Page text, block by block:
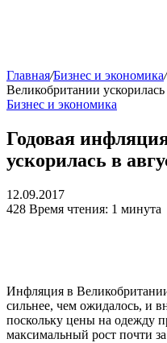
Главная/Бизнес и экономика/
Великобритании ускорилась
Бизнес и экономика
Годовая
ускорилась в
12.09.2017
428 Время чтения: 1 минута
Инфляция в
сильнее, чем ожидалось, и
поскольку цены на одежду
максимальный рост почти